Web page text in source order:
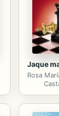
Jaque
Rosa